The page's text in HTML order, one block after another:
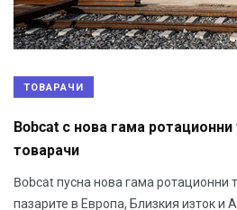
ТОВАРАЧИ
Bobcat с нова гама
товарачи
Bobcat пусна нова гама ротационни
пазарите в Европа, Близкия изток и